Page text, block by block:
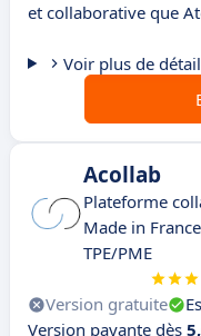
et collaborative que
Voir plus de
Acollab
Plateforme
Made in
TPE/PME
Version gratuite
Version payante dès